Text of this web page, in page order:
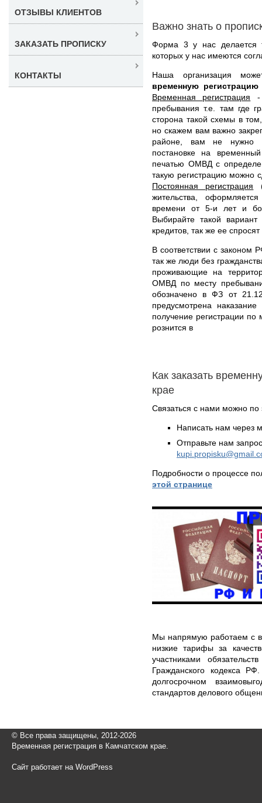
Важно знать о
Форма 3 у нас делается
которых у нас имеются
Наша организация
временную
Временная регистрация -
пребывания т.е. там где
сторона такой схемы в
но скажем вам важно
районе, вам не нужно
постановке на
печатью ОМВД с
такую регистрацию можно
Постоянная регистрация
жительства,
времени от 5-и лет и
Выбирайте такой
кредитов, так же ее
В соответствии с законом
так же люди без
проживающие на
ОМВД по месту
обозначено в ФЗ от
предусмотрена
получение регистрации
рознится в
Как заказать
крае
Связаться с нами можно по
Написать нам через
Отправьте нам
Подробности о процессе
этой странице
Мы напрямую работаем с
низкие тарифы за
участниками
Гражданского кодекса
долгосрочном
стандартов делового
ОТЗЫВЫ КЛИЕНТОВ
ЗАКАЗАТЬ ПРОПИСКУ
КОНТАКТЫ
© Все права защищены, 2012-2026
Временная регистрация в Камчатском крае.
Сайт работает на WordPress